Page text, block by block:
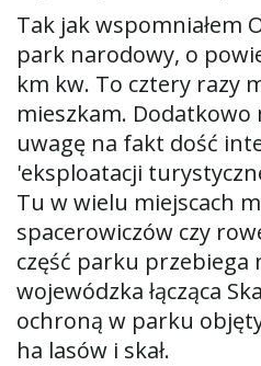
Tak jak wspomniałem
park narodowy, o
km kw. To cztery razy
mieszkam. Dodatkowo
uwagę na fakt dość
'eksploatacji
Tu w wielu miejscach
spacerowiczów czy
część parku
wojewódzka łącząca
ochroną w parku
ha lasów i skał.